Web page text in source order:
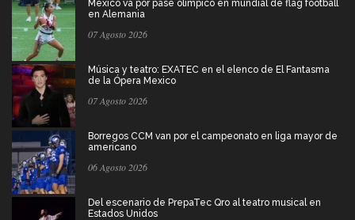
México va por pase olímpico en mundial de flag football
en Alemania
07 Agosto 2026
Música y teatro: EXATEC en el elenco de El Fantasma
de la Ópera Mexico
07 Agosto 2026
Borregos CCM van por el campeonato en liga mayor de
americano
06 Agosto 2026
Del escenario de PrepaTec Qro al teatro musical en
Estados Unidos